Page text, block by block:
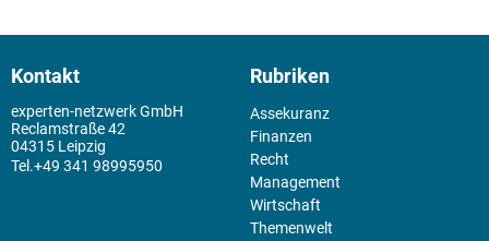
Kontakt
experten-netzwerk GmbH
Reclamstraße 42
04315 Leipzig
+49 341 98995950
Rubriken
Assekuranz
Finanzen
Recht
Management
Wirtschaft
Themenwelt